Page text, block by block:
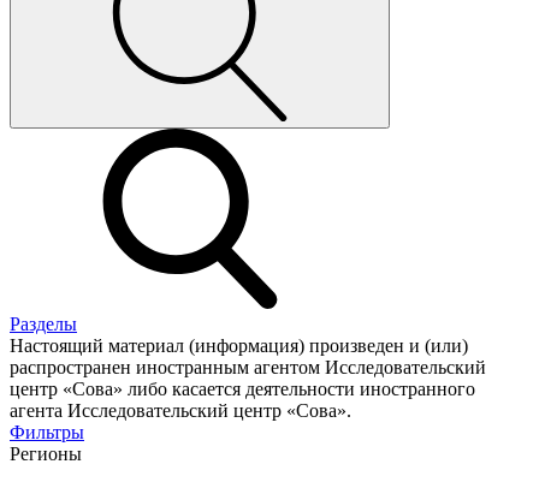
Разделы
Настоящий материал (информация) произведен и (или)
распространен иностранным агентом Исследовательский
центр «Сова» либо касается деятельности иностранного
агента Исследовательский центр «Сова».
Фильтры
Регионы